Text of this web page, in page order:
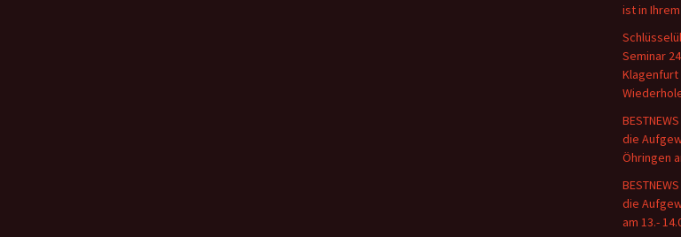
ist in
Seminar
Klagenfurt
die
Öhringen
die
am 13.-